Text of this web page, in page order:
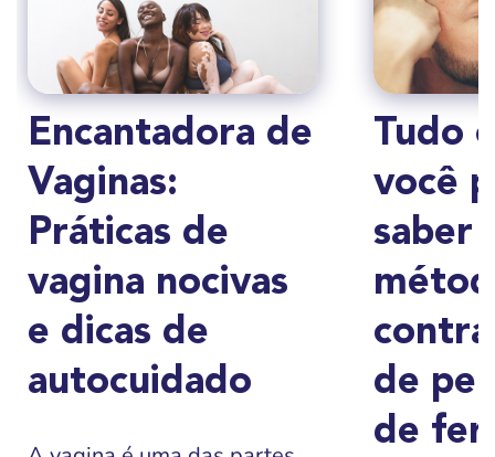
Encantadora de
Vaginas:
Práticas de
vagina nocivas
e dicas de
autocuidado
Tudo
você
saber
de
de